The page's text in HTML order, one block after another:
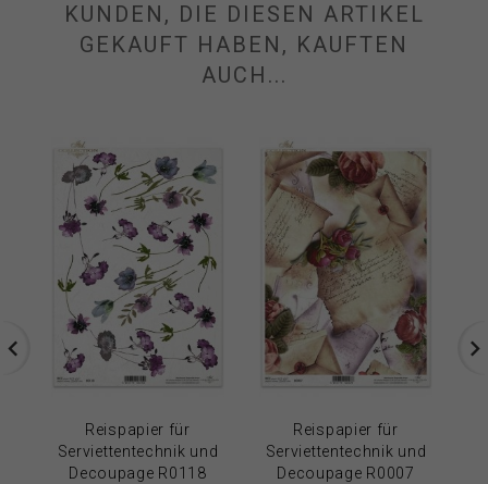
KUNDEN, DIE DIESEN ARTIKEL
GEKAUFT HABEN, KAUFTEN
AUCH...
Reispapier für
Serviettentechnik und
Decoupage R0118
Reispapier für
Serviettentechnik und
Decoupage R0007